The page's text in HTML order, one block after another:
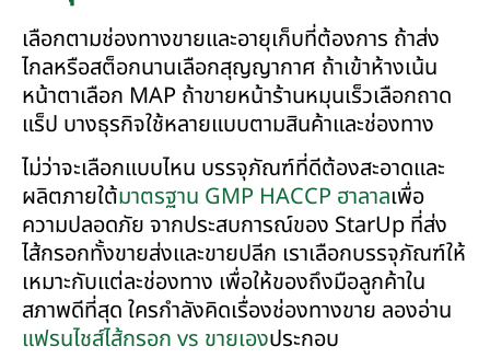
เลือกตามช่องทางขายและอายุเก็บที่ต้องการ ถ้าส่ง
ไกลหรือสต็อกนานเลือกสุญญากาศ ถ้าเข้าห้างเน้น
หน้าตาเลือก MAP ถ้าขายหน้าร้านหมุนเร็วเลือกถาด
แร็ป บางธุรกิจใช้หลายแบบตามสินค้าและช่องทาง
ไม่ว่าจะเลือกแบบไหน บรรจุภัณฑ์ที่ดีต้องสะอาดและ
ผลิตภายใต้มาตรฐาน GMP HACCP ฮาลาลเพื่อ
ความปลอดภัย จากประสบการณ์ของ StarUp ที่ส่ง
ไส้กรอกทั้งขายส่งและขายปลีก เราเลือกบรรจุภัณฑ์ให้
เหมาะกับแต่ละช่องทาง เพื่อให้ของถึงมือลูกค้าใน
สภาพดีที่สุด ใครกำลังคิดเรื่องช่องทางขาย ลองอ่าน
แฟรนไชส์ไส้กรอก vs ขายเองประกอบ